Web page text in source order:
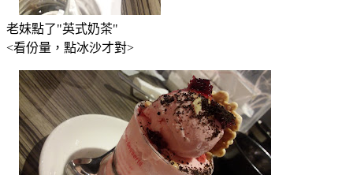
老妹點了"英式奶茶"
<看份量，點冰沙才對>